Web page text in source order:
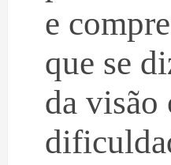
e
que se
da visão